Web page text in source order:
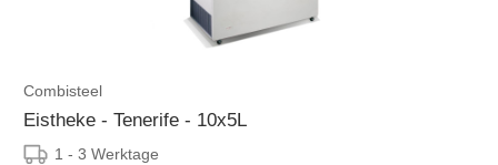
Combisteel
Eistheke - Tenerife - 10x5L
1 - 3 Werktage